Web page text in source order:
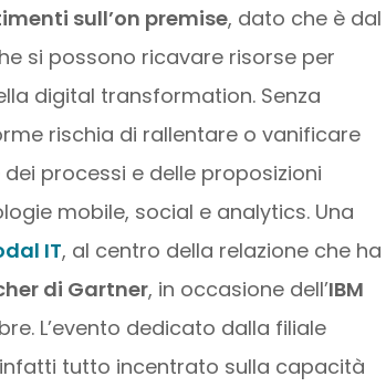
sull’on premise, dato che è dal
si possono ricavare risorse per
digital transformation. Senza
rischia di rallentare o vanificare
processi e delle proposizioni
mobile, social e analytics. Una
IT, al centro della relazione che ha
di Gartner, in occasione dell’IBM
L’evento dedicato dalla filiale
tutto incentrato sulla capacità